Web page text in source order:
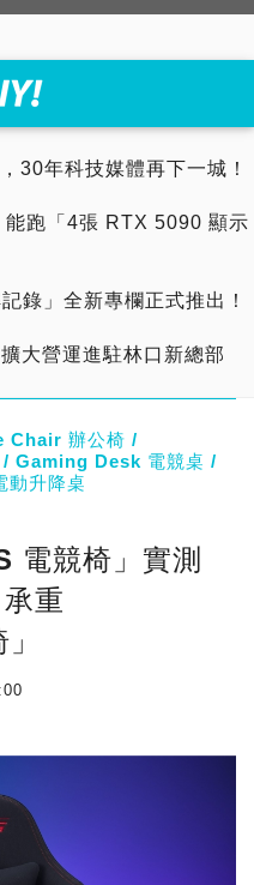
30年科技媒體再下一城！
能跑「4張 RTX 5090 顯示
錄」全新專欄正式推出！
大營運進駐林口新總部
Chair 辦公椅 /
Gaming Desk 電競桌 /
升降桌
電競椅」實測
重